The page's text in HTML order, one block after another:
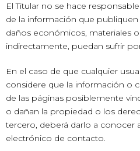
El Titular no se hace
de la información que
daños económicos, materiales
indirectamente, puedan sufrir
En el caso de que cualquier
considere que la información o
de las páginas posiblemente
o dañan la propiedad o los
tercero, deberá darlo a conocer
electrónico de contacto.